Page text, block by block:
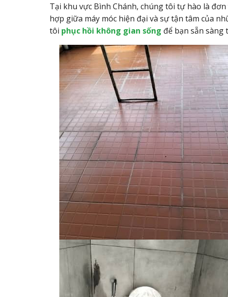
Tại khu vực Bình Chánh, chúng tôi tự hào là
hợp giữa máy móc hiện đại và sự tận tâm của
tôi phục hồi không gian sống để bạn sẵn sàng